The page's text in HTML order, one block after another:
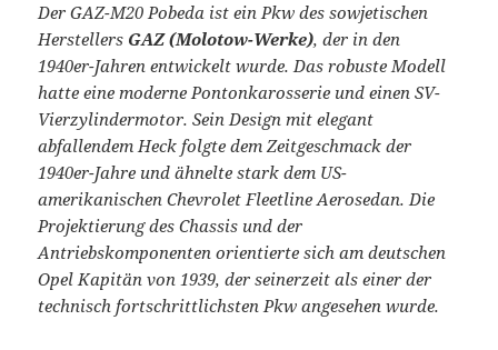
Der GAZ-M20 Pobeda ist ein Pkw des sowjetischen
Herstellers GAZ (Molotow-Werke), der in den
1940er-Jahren entwickelt wurde. Das robuste Modell
hatte eine moderne Pontonkarosserie und einen SV-
Vierzylindermotor. Sein Design mit elegant
abfallendem Heck folgte dem Zeitgeschmack der
1940er-Jahre und ähnelte stark dem US-
amerikanischen Chevrolet Fleetline Aerosedan. Die
Projektierung des Chassis und der
Antriebskomponenten orientierte sich am deutschen
Opel Kapitän von 1939, der seinerzeit als einer der
technisch fortschrittlichsten Pkw angesehen wurde.